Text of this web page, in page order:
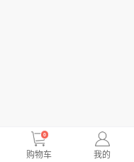
0
购物车 我的